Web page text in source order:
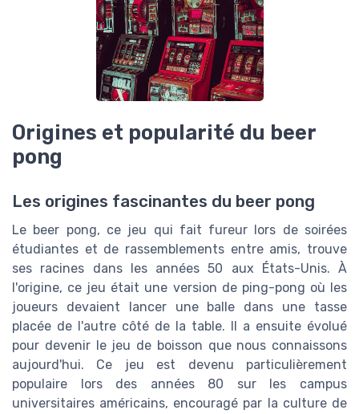
Origines et popularité du beer
pong
Les origines fascinantes du beer pong
Le beer pong, ce jeu qui fait fureur lors de soirées
étudiantes et de rassemblements entre amis, trouve
ses racines dans les années 50 aux États-Unis. À
l'origine, ce jeu était une version de ping-pong où les
joueurs devaient lancer une balle dans une tasse
placée de l'autre côté de la table. Il a ensuite évolué
pour devenir le jeu de boisson que nous connaissons
aujourd'hui. Ce jeu est devenu particulièrement
populaire lors des années 80 sur les campus
universitaires américains, encouragé par la culture de